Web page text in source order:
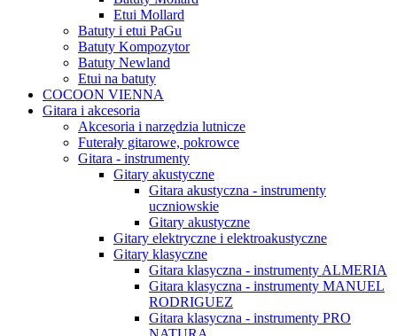
Etui Mollard
Batuty i etui PaGu
Batuty Kompozytor
Batuty Newland
Etui na batuty
COCOON VIENNA
Gitara i akcesoria
Akcesoria i narzędzia lutnicze
Futerały gitarowe, pokrowce
Gitara - instrumenty
Gitary akustyczne
Gitara akustyczna - instrumenty
uczniowskie
Gitary akustyczne
Gitary elektryczne i elektroakustyczne
Gitary klasyczne
Gitara klasyczna - instrumenty ALMERIA
Gitara klasyczna - instrumenty MANUEL
RODRIGUEZ
Gitara klasyczna - instrumenty PRO